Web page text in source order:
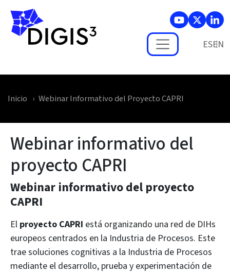
Skip to main content
ES
Inicio Webinar Informativo del Proyecto CAPRI
Webinar informativo del
proyecto CAPRI
Webinar informativo del proyecto
CAPRI
El proyecto CAPRI está organizando una red de DIHs
europeos centrados en la Industria de Procesos. Este
trae soluciones cognitivas a la Industria de Procesos
mediante el desarrollo, prueba y experimentación de